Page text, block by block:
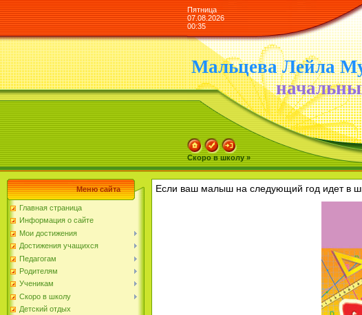
Пятница
07.08.2026
00:35
Мальцева Лейла
Скоро в школу »
Меню сайта
Главная страница
Информация о сайте
Мои достижения
Достижения учащихся
Педагогам
Родителям
Ученикам
Скоро в школу
Детский отдых
Если ваш малыш на следующий год идет в